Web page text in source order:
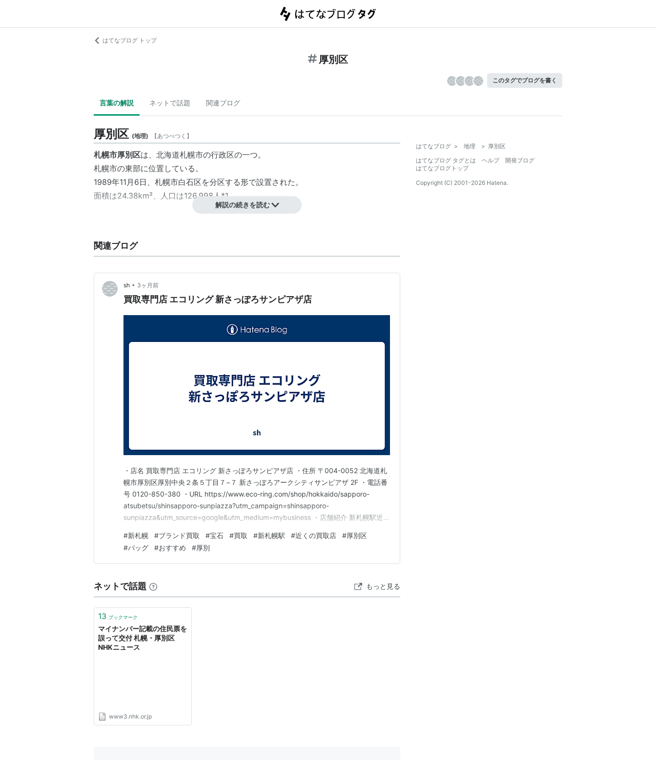
はてなブログ トップ
厚別区
このタグでブログを書く
言葉の解説 ネットで話題 関連ブログ
厚別区 (地理) 【あつべつく 】
札幌市厚別区は、北海道札幌市の行政区の一つ。
札幌市の東部に位置している。
1989年11月6日、札幌市白石区を分区する形で設置された。
面積は24.38km²、人口は126,998人*1。
南は清田区と、西は厚別川および一部三里川を区境に白石区と隣り合っている。
地形は、大きく分けるとJR函館本線を境に、北は平野部、南は丘陵部に分かれ、丘陵部
には厚別川、野津幌川、三里川および小野津幌川 が流れて、全体にゆるやかな起伏とな
開拓以来、農業・酪農地帯として街並みを形成してきたが、1960年代の大規模な団地
建設、1972年の厚別副都心基本計画による計画的な都市空間の創出などで、大きく変貌
現在の厚別区は、JR新札幌駅、地下鉄新さっぽろ駅付近を中心とした商業業務地区と周
辺の住宅地からなり、野幌森林公園など豊かな自然環境にも恵まれ、大型社会教育施設
」や道内唯一の第一種公認陸上競技場を持つ「厚別公園」など、特徴
1883年に信濃(長野県)出身者らが、JR厚別駅付近に居住したのが最初の入植と言われて
おり、信濃小学校・信濃神社に郷里の名をとどめてる。
1892年7月1日、厚別地区を含む白石村は札幌市と合併し、さらに1972年4月1日には、
札幌市が政令指定都市に移行するのに伴って白石区になった。
区制移行後、白石区は地下鉄東西線の開通や厚別副都心計画の進展で著しく人口が増加
したため、1989年11月6日、厚別川を境界の基本線として分区し、東側に厚別区が誕生
シンボルマーク(右上)
左側のピラミッド型は区域の形を意味し、その中に流れている2本の川を表している。
3本の線は木の葉の葉脈のように、厚別区の隅々まで活力を届ける様をも表している。
右側は鳥をイメージし、鳥に見立てた区民によるまちづくりや創造、飛躍を表してい
る。
また、全体のブルーグリーンの色彩は、清新な街と豊かな緑を表している。
解説の続きを読む
関連ブログ
sh • 3ヶ月前
買取専門店 エコリング 新さっぽろサンピアザ店
・店名 買取専門店 エコリング 新さっぽろサンピアザ店 ・住所 〒004-0052 北海道札
幌市厚別区厚別中央２条５丁目７−７ 新さっぽろアークシティサンピアザ 2F ・電話番
号 0120-850-380 ・URL https://www.eco-ring.com/shop/hokkaido/sapporo-
atsubetsu/shinsapporo-sunpiazza?utm_campaign=shinsapporo-
sunpiazza&utm_source=google&utm_medium=mybusiness ・店舗紹介 新札幌駅近く
#新札幌 #ブランド買取 #宝石 #買取 #新札幌駅 #近くの買取店 #厚別区
#バッグ #おすすめ #厚別
ネットで話題 もっと見る
13 ブックマーク
マイナンバー記載の住民票を
誤って交付 札幌・厚別区
NHKニュース
www3.nhk.or.jp
はてなブログ > 地理 > 厚別区
はてなブログ タグとは
ヘルプ
開発ブログ
はてなブログトップ
Copyright (C) 2001-2026 Hatena.